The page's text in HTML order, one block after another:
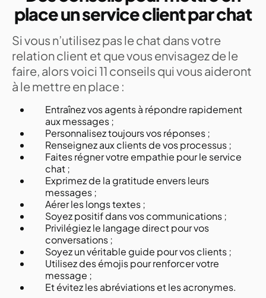
place un service client par chat
Si vous n’utilisez pas le chat dans votre
relation client et que vous envisagez de le
faire, alors voici 11 conseils qui vous aideront
à le mettre en place :
Entraînez vos agents à répondre rapidement
aux messages ;
Personnalisez toujours vos réponses ;
Renseignez aux clients de vos processus ;
Faites régner votre empathie pour le service
chat ;
Exprimez de la gratitude envers leurs
messages ;
Aérer les longs textes ;
Soyez positif dans vos communications ;
Privilégiez le langage direct pour vos
conversations ;
Soyez un véritable guide pour vos clients ;
Utilisez des émojis pour renforcer votre
message ;
Et évitez les abréviations et les acronymes.